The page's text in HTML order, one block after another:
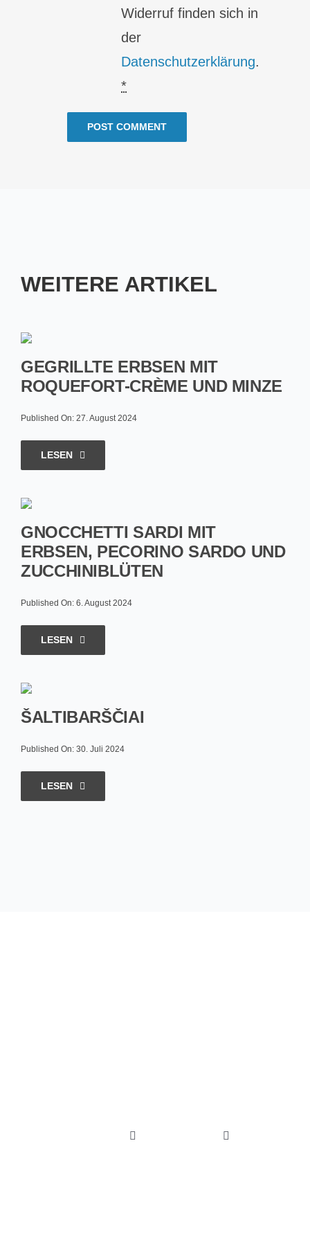
Widerruf finden sich in
der
Datenschutzerklärung.
*
WEITERE ARTIKEL
GEGRILLTE ERBSEN MIT
ROQUEFORT-CRÈME UND MINZE
Published On: 27. August 2024
LESEN
GNOCCHETTI SARDI MIT
ERBSEN, PECORINO SARDO UND
ZUCCHINIBLÜTEN
Published On: 6. August 2024
LESEN
ŠALTIBARŠČIAI
Published On: 30. Juli 2024
LESEN
Toggle
Toggle